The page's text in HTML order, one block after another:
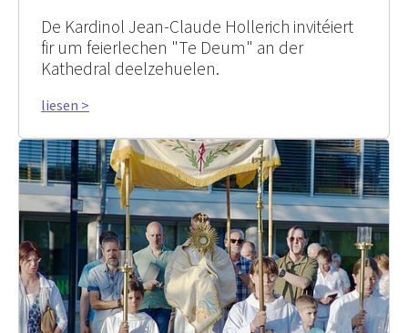
De Kardinol Jean-Claude Hollerich invitéiert
fir um feierlechen "Te Deum" an der
Kathedral deelzehuelen.
liesen >